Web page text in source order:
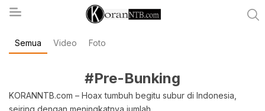
koranntb.com
Semua Video Foto
#Pre-Bunking
KORANNTB.com – Hoax tumbuh begitu subur di Indonesia,
seiring dengan meningkatnya jumlah